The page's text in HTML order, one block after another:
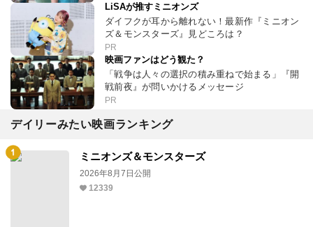
LiSAが推すミニオンズ
ダイフクが耳から離れない！最新作『ミニオン
ズ＆モンスターズ』見どころは？
PR
映画ファンはどう観た？
「戦争は人々の選択の積み重ねで始まる」『開
戦前夜』が問いかけるメッセージ
PR
デイリーみたい映画ランキング
ミニオンズ＆モンスターズ
2026年8月7日公開
12339